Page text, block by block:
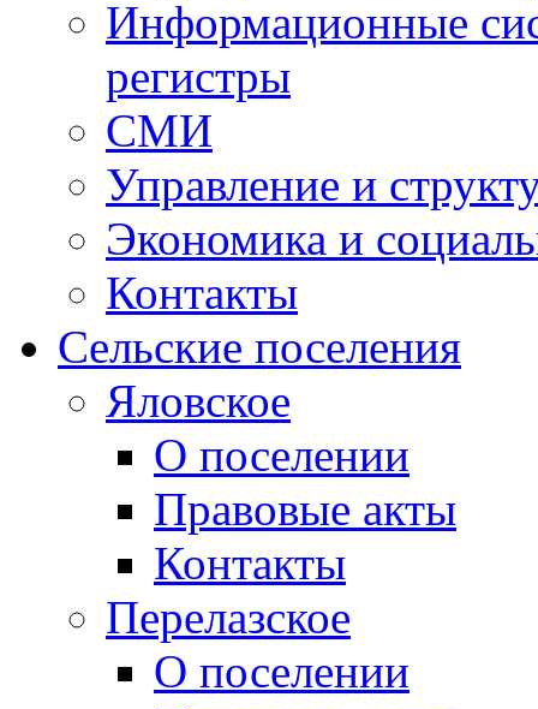
Информационные
регистры
СМИ
Управление и
Экономика и
Контакты
Сельские поселения
Яловское
О поселении
Правовые акты
Контакты
Перелазское
О поселении